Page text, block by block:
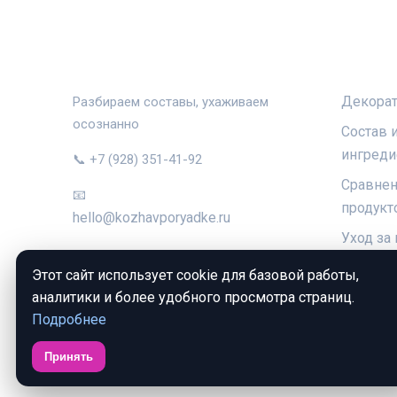
Разбираем составы, ухаживаем
осознанно
📞 +7 (928) 351-41-92
📧
hello@kozhavporyadke.ru
Состав
Уход за
Уход за
Этот сайт использует cookie для базовой работы,
аналитики и более удобного просмотра страниц.
Подробнее
Принять